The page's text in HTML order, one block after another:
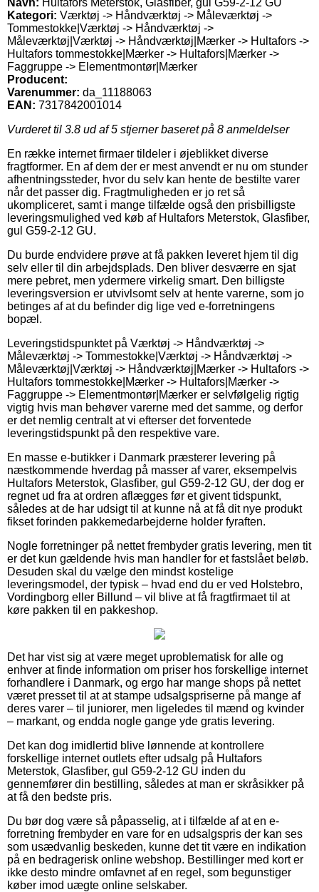
Kategori: Værktøj -> Håndværktøj -> Måleværktøj ->
Tommestokke|Værktøj -> Håndværktøj ->
Måleværktøj|Værktøj -> Håndværktøj|Mærker -> Hultafors ->
Hultafors tommestokke|Mærker -> Hultafors|Mærker ->
Faggruppe -> Elementmontør|Mærker
Producent:
Varenummer: da_11188063
EAN: 7317842001014
Vurderet til 3.8 ud af 5 stjerner baseret på 8 anmeldelser
En række internet firmaer tildeler i øjeblikket diverse
fragtformer. En af dem der er mest anvendt er nu om stunder
afhentningssteder, hvor du selv kan hente de bestilte varer
når det passer dig. Fragtmuligheden er jo ret så
ukompliceret, samt i mange tilfælde også den prisbilligste
leveringsmulighed ved køb af Hultafors Meterstok, Glasfiber,
gul G59-2-12 GU.
Du burde endvidere prøve at få pakken leveret hjem til dig
selv eller til din arbejdsplads. Den bliver desværre en sjat
mere pebret, men ydermere virkelig smart. Den billigste
leveringsversion er utvivlsomt selv at hente varerne, som jo
betinges af at du befinder dig lige ved e-forretningens
bopæl.
Leveringstidspunktet på Værktøj -> Håndværktøj ->
Måleværktøj -> Tommestokke|Værktøj -> Håndværktøj ->
Måleværktøj|Værktøj -> Håndværktøj|Mærker -> Hultafors ->
Hultafors tommestokke|Mærker -> Hultafors|Mærker ->
Faggruppe -> Elementmontør|Mærker er selvfølgelig rigtig
vigtig hvis man behøver varerne med det samme, og derfor
er det nemlig centralt at vi efterser det forventede
leveringstidspunkt på den respektive vare.
En masse e-butikker i Danmark præsterer levering på
næstkommende hverdag på masser af varer, eksempelvis
Hultafors Meterstok, Glasfiber, gul G59-2-12 GU, der dog er
regnet ud fra at ordren aflægges før et givent tidspunkt,
således at de har udsigt til at kunne nå at få dit nye produkt
fikset forinden pakkemedarbejderne holder fyraften.
Nogle forretninger på nettet frembyder gratis levering, men tit
er det kun gældende hvis man handler for et fastslået beløb.
Desuden skal du vælge den mindst kostelige
leveringsmodel, der typisk – hvad end du er ved Holstebro,
Vordingborg eller Billund – vil blive at få fragtfirmaet til at
køre pakken til en pakkeshop.
Det har vist sig at være meget uproblematisk for alle og
enhver at finde information om priser hos forskellige internet
forhandlere i Danmark, og ergo har mange shops på nettet
været presset til at at stampe udsalgspriserne på mange af
deres varer – til juniorer, men ligeledes til mænd og kvinder
– markant, og endda nogle gange yde gratis levering.
Det kan dog imidlertid blive lønnende at kontrollere
forskellige internet outlets efter udsalg på Hultafors
Meterstok, Glasfiber, gul G59-2-12 GU inden du
gennemfører din bestilling, således at man er skråsikker på
at få den bedste pris.
Du bør dog være så påpasselig, at i tilfælde af at en e-
forretning frembyder en vare for en udsalgspris der kan ses
som usædvanlig beskeden, kunne det tit være en indikation
på en bedragerisk online webshop. Bestillinger med kort er
ikke desto mindre omfavnet af en regel, som begunstiger
køber imod uægte online selskaber.